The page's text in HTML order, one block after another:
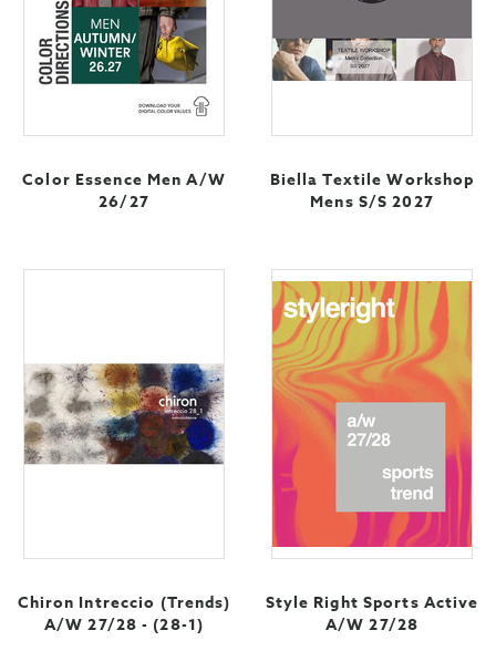
Color Essence Men A/W
26/27
Biella Textile Workshop
Mens S/S 2027
Chiron Intreccio (Trends)
A/W 27/28 - (28-1)
Style Right Sports Active
A/W 27/28